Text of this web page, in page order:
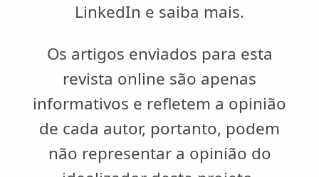
LinkedIn e saiba mais.
Os artigos enviados para esta
revista online são apenas
informativos e refletem a opinião
de cada autor, portanto, podem
não representar a opinião do